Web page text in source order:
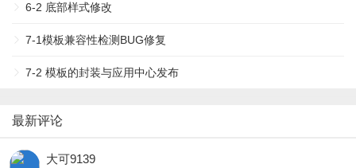
6-2 底部样式修改
7-1模板兼容性检测BUG修复
7-2 模板的封装与应用中心发布
最新评论
大可9139